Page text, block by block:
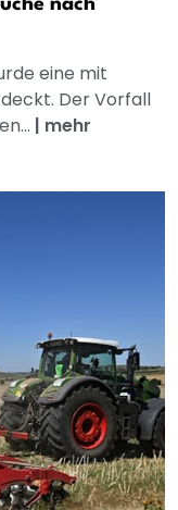
nach
eine mit
Der Vorfall
| mehr